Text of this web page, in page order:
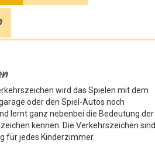
wird das Spielen mit dem
oder den Spiel-Autos noch
lernt ganz nebenbei die Bedeutung der
kennen. Die Verkehrszeichen sind
für jedes Kinderzimmer.